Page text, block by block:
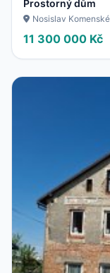
Prostorný dům
Nosislav
11 300 000 Kč